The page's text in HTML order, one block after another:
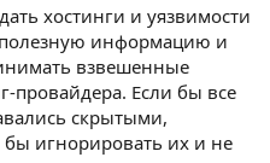
хостинги и уязвимости
полезную информацию и
взвешенные
провайдера. Если бы все
скрытыми,
игнорировать их и не